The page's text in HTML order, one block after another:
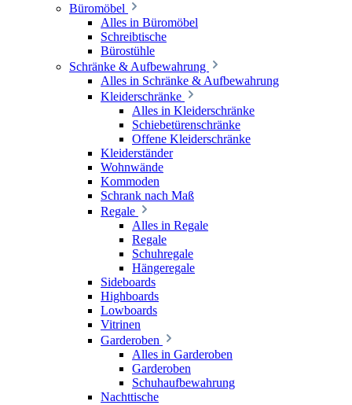
Büromöbel
Alles in Büromöbel
Schreibtische
Bürostühle
Schränke & Aufbewahrung
Alles in Schränke & Aufbewahrung
Kleiderschränke
Alles in Kleiderschränke
Schiebetürenschränke
Offene Kleiderschränke
Kleiderständer
Wohnwände
Kommoden
Schrank nach Maß
Regale
Alles in Regale
Regale
Schuhregale
Hängeregale
Sideboards
Highboards
Lowboards
Vitrinen
Garderoben
Alles in Garderoben
Garderoben
Schuhaufbewahrung
Nachttische